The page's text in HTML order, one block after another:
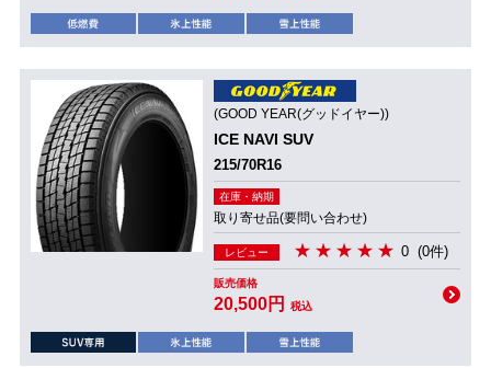
(GOOD YEAR(グッドイヤー))
ICE NAVI SUV
215/70R16
在庫・納期
取り寄せ品(要問い合わせ)
レビュー 0 (0件)
販売価格
20,500円 税込